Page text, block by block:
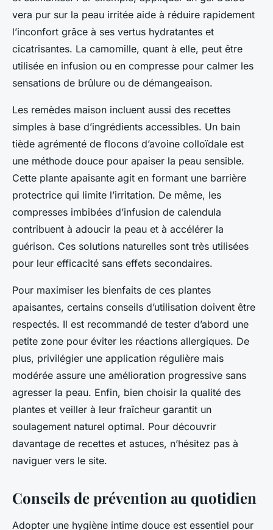
vera pur sur la peau irritée aide à réduire rapidement
l’inconfort grâce à ses vertus hydratantes et
cicatrisantes. La camomille, quant à elle, peut être
utilisée en infusion ou en compresse pour calmer les
sensations de brûlure ou de démangeaison.
Les remèdes maison incluent aussi des recettes
simples à base d’ingrédients accessibles. Un bain
tiède agrémenté de flocons d’avoine colloïdale est
une méthode douce pour apaiser la peau sensible.
Cette plante apaisante agit en formant une barrière
protectrice qui limite l’irritation. De même, les
compresses imbibées d’infusion de calendula
contribuent à adoucir la peau et à accélérer la
guérison. Ces solutions naturelles sont très utilisées
pour leur efficacité sans effets secondaires.
Pour maximiser les bienfaits de ces plantes
apaisantes, certains conseils d’utilisation doivent être
respectés. Il est recommandé de tester d’abord une
petite zone pour éviter les réactions allergiques. De
plus, privilégier une application régulière mais
modérée assure une amélioration progressive sans
agresser la peau. Enfin, bien choisir la qualité des
plantes et veiller à leur fraîcheur garantit un
soulagement naturel optimal. Pour découvrir
davantage de recettes et astuces, n’hésitez pas à
naviguer vers le site.
Conseils de prévention au quotidien
Adopter une hygiène intime douce est essentiel pour